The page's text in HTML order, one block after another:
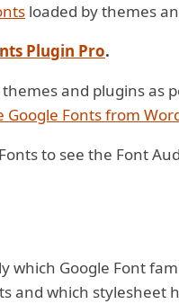
loaded by themes
Plugin Pro.
and plugins as
Google Fonts from
to see the Font
which Google Font
and which stylesheet